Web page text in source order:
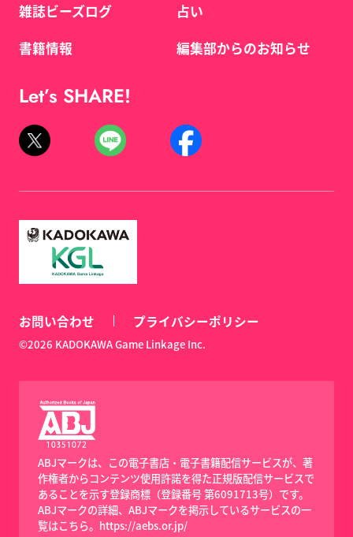
雑誌ビーズログ
書籍情報
占い
編集部からのお知らせ
Let’s SHARE!
お問い合わせ プライバシーポリシー
©2026 KADOKAWA Game Linkage Inc.
ABJマークは、この電子書店・電子書籍配信サービスが、著
作権者からコンテンツ使用許諾を得た正規版配信サービスで
あることを示す登録商標（登録番号 第6091713号）です。
ABJマークの詳細、ABJマークを掲示しているサービスの一
覧はこちら。 https://aebs.or.jp/